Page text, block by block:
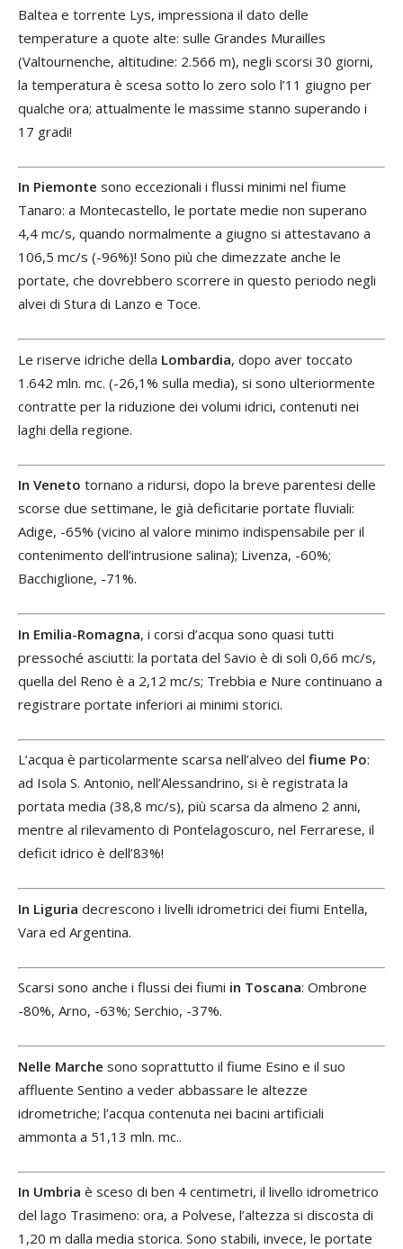
Baltea e torrente Lys, impressiona il dato delle
temperature a quote alte: sulle Grandes Murailles
(Valtournenche, altitudine: 2.566 m), negli scorsi 30 giorni,
la temperatura è scesa sotto lo zero solo l’11 giugno per
qualche ora; attualmente le massime stanno superando i
17 gradi!
In Piemonte sono eccezionali i flussi minimi nel fiume
Tanaro: a Montecastello, le portate medie non superano
4,4 mc/s, quando normalmente a giugno si attestavano a
106,5 mc/s (-96%)! Sono più che dimezzate anche le
portate, che dovrebbero scorrere in questo periodo negli
alvei di Stura di Lanzo e Toce.
Le riserve idriche della Lombardia, dopo aver toccato
1.642 mln. mc. (-26,1% sulla media), si sono ulteriormente
contratte per la riduzione dei volumi idrici, contenuti nei
laghi della regione.
In Veneto tornano a ridursi, dopo la breve parentesi delle
scorse due settimane, le già deficitarie portate fluviali:
Adige, -65% (vicino al valore minimo indispensabile per il
contenimento dell’intrusione salina); Livenza, -60%;
Bacchiglione, -71%.
In Emilia-Romagna, i corsi d’acqua sono quasi tutti
pressoché asciutti: la portata del Savio è di soli 0,66 mc/s,
quella del Reno è a 2,12 mc/s; Trebbia e Nure continuano a
registrare portate inferiori ai minimi storici.
L’acqua è particolarmente scarsa nell’alveo del fiume Po:
ad Isola S. Antonio, nell’Alessandrino, si è registrata la
portata media (38,8 mc/s), più scarsa da almeno 2 anni,
mentre al rilevamento di Pontelagoscuro, nel Ferrarese, il
deficit idrico è dell’83%!
In Liguria decrescono i livelli idrometrici dei fiumi Entella,
Vara ed Argentina.
Scarsi sono anche i flussi dei fiumi in Toscana: Ombrone
-80%, Arno, -63%; Serchio, -37%.
Nelle Marche sono soprattutto il fiume Esino e il suo
affluente Sentino a veder abbassare le altezze
idrometriche; l’acqua contenuta nei bacini artificiali
ammonta a 51,13 mln. mc..
In Umbria è sceso di ben 4 centimetri, il livello idrometrico
del lago Trasimeno: ora, a Polvese, l’altezza si discosta di
1,20 m dalla media storica. Sono stabili, invece, le portate